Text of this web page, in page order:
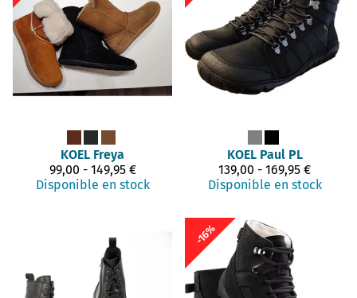
KOEL Freya
99,00 - 149,95 €
Disponible en stock
KOEL Paul PL
139,00 - 169,95 €
Disponible en stock
-16%